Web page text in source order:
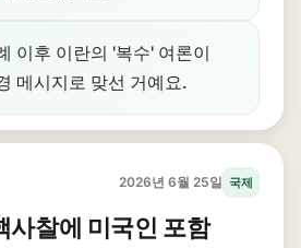
이후 이란의 '복수' 여론이
메시지로 맞선 거예요.
2026년 6월 25일 국제
사찰에 미국인 포함